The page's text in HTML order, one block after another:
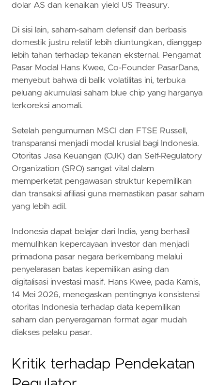
dolar AS dan kenaikan yield US Treasury.
Di sisi lain, saham-saham defensif dan berbasis
domestik justru relatif lebih diuntungkan, dianggap
lebih tahan terhadap tekanan eksternal. Pengamat
Pasar Modal Hans Kwee, Co-Founder PasarDana,
menyebut bahwa di balik volatilitas ini, terbuka
peluang akumulasi saham blue chip yang harganya
terkoreksi anomali.
Setelah pengumuman MSCI dan FTSE Russell,
transparansi menjadi modal krusial bagi Indonesia.
Otoritas Jasa Keuangan (OJK) dan Self-Regulatory
Organization (SRO) sangat vital dalam
memperketat pengawasan struktur kepemilikan
dan transaksi afiliasi guna memastikan pasar saham
yang lebih adil.
Indonesia dapat belajar dari India, yang berhasil
memulihkan kepercayaan investor dan menjadi
primadona pasar negara berkembang melalui
penyelarasan batas kepemilikan asing dan
digitalisasi investasi masif. Hans Kwee, pada Kamis,
14 Mei 2026, menegaskan pentingnya konsistensi
otoritas Indonesia terhadap data kepemilikan
saham dan penyeragaman format agar mudah
diakses pelaku pasar.
Kritik terhadap Pendekatan